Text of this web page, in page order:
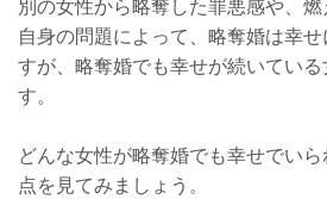
別の女性から略奪した罪悪感や、
自身の問題によって、略奪婚は幸
すが、略奪婚でも幸せが続いてい
す。
どんな女性が略奪婚でも幸せでい
点を見てみましょう。